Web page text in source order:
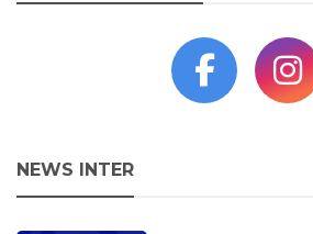
NEWS INTER